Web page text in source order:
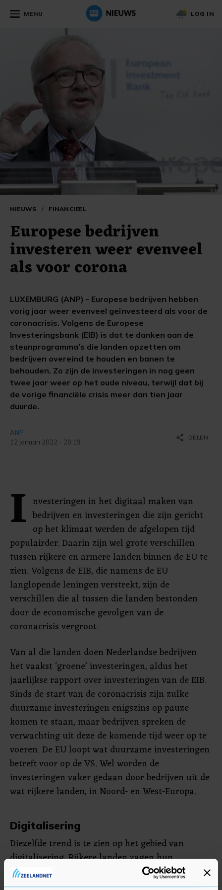
MENU LOG IN
NIEUWS / FINANCIEEL
Europese bedrijven
investeren weer evenveel
als voor corona
LUXEMBURG (ANP) - Europese bedrijven hebben
vorig jaar weer evenveel geïnvesteerd als voor de
coronacrisis. Volgens de Europese
Investeringsbank (EIB) is dat te danken aan de
steunprogramma’s die landen opzetten om
bedrijven overeind te houden en banen te
behouden. Zo zijn de investeringen in nog geen
twee jaar weer op het oude niveau, terwijl dat bij
de vorige financiële crisis meer dan tien jaar
duurde.
ANP
12 januari 2022 - 20:19
share DELEN
I nvesteringen in het digitaal maken van
bedrijven en investeringen die zijn gericht
op het klimaat werden de afgelopen tijd
populairder. Daarin zijn wel grote verschillen
tussen rijkere en armere landen binnen de EU te
zien. Volgens de EIB, die namens de EU
langlopende leningen verstrekt, zijn de
verschillen die al tussen die landen bestonden
door de economische gevolgen van de
coronacrisis vergroot.
Van al die landen doen Nederlandse bedrijven
het vaakst ‘groene’ investeringen, aldus het
jaarlijkse rapport over investeringen van de EIB.
Sinds de start van de coronacrisis zijn zulke
duurzame investeringen enigszins op pauze
komen te staan, maar bedrijven spreken de
verwachting uit deze de komende tijd weer op te
voeren. De EU loopt wat duurzame investeringen
betreft voor op de VS. Wel worden de
investeringen vaker gedaan door bedrijven uit de
wat rijkere landen, in Noord- en West-Europa.
Digitalisering
Diezelfde trend is te zien op het gebied van
digitalisering. Rijkere landen zagen hun
bedrijven aanpassingen doen om meer digitaal te
werk te gaan, in armere landen gebeurde dat